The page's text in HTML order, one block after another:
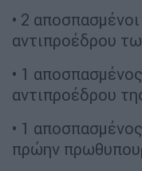
• 2
αντιπροέδρου
• 1
αντιπροέδρου
• 1
πρώην